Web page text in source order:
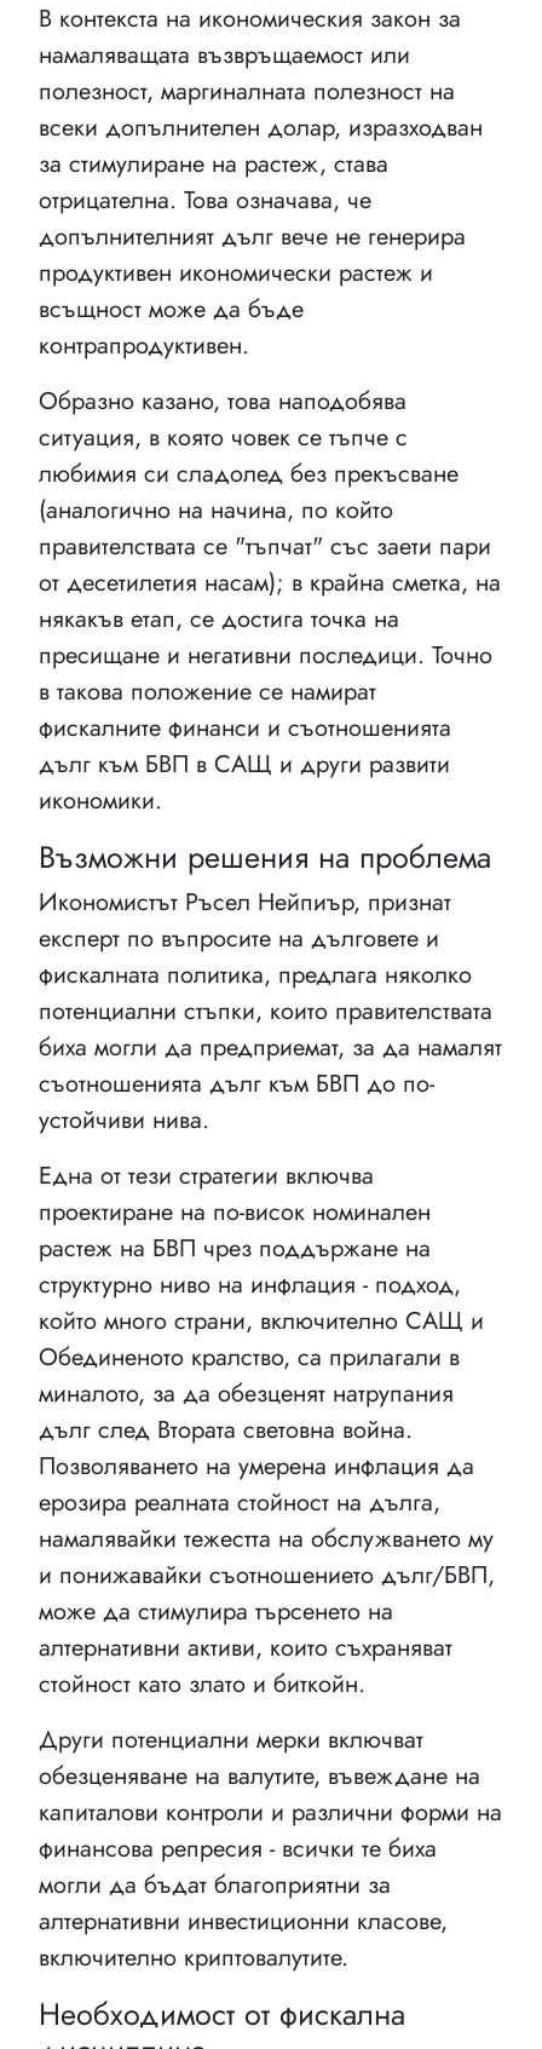
В контекста на икономическия закон за
намаляващата възвръщаемост или
полезност, маргиналната полезност на
всеки допълнителен долар, изразходван
за стимулиране на растеж, става
отрицателна. Това означава, че
допълнителният дълг вече не генерира
продуктивен икономически растеж и
всъщност може да бъде
контрапродуктивен.
Образно казано, това наподобява
ситуация, в която човек се тъпче с
любимия си сладолед без прекъсване
(аналогично на начина, по който
правителствата се "тъпчат" със заети пари
от десетилетия насам); в крайна сметка, на
някакъв етап, се достига точка на
пресищане и негативни последици. Точно
в такова положение се намират
фискалните финанси и съотношенията
дълг към БВП в САЩ и други развити
икономики.
Възможни решения на проблема
Икономистът Ръсел Нейпиър, признат
експерт по въпросите на дълговете и
фискалната политика, предлага няколко
потенциални стъпки, които правителствата
биха могли да предприемат, за да намалят
съотношенията дълг към БВП до по-
устойчиви нива.
Една от тези стратегии включва
проектиране на по-висок номинален
растеж на БВП чрез поддържане на
структурно ниво на инфлация - подход,
който много страни, включително САЩ и
Обединеното кралство, са прилагали в
миналото, за да обезценят натрупания
дълг след Втората световна война.
Позволяването на умерена инфлация да
ерозира реалната стойност на дълга,
намалявайки тежестта на обслужването му
и понижавайки съотношението дълг/БВП,
може да стимулира търсенето на
алтернативни активи, които съхраняват
стойност като злато и биткойн.
Други потенциални мерки включват
обезценяване на валутите, въвеждане на
капиталови контроли и различни форми на
финансова репресия - всички те биха
могли да бъдат благоприятни за
алтернативни инвестиционни класове,
включително криптовалутите.
Необходимост от фискална